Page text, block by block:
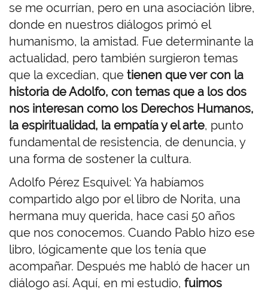
se me ocurrían, pero en una asociación libre,
donde en nuestros diálogos primó el
humanismo, la amistad. Fue determinante la
actualidad, pero también surgieron temas
que la excedían, que tienen que ver con la
historia de Adolfo, con temas que a los dos
nos interesan como los Derechos Humanos,
la espiritualidad, la empatía y el arte, punto
fundamental de resistencia, de denuncia, y
una forma de sostener la cultura.
Adolfo Pérez Esquivel: Ya habíamos
compartido algo por el libro de Norita, una
hermana muy querida, hace casi 50 años
que nos conocemos. Cuando Pablo hizo ese
libro, lógicamente que los tenía que
acompañar. Después me habló de hacer un
diálogo así. Aquí, en mi estudio, fuimos